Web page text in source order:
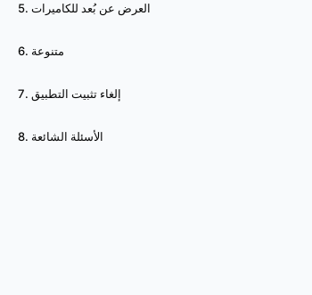
5. العرض عن بُعد للكاميرات
6. متنوعة
7. إلغاء تثبيت التطبيق
8. الأسئلة الشائعة